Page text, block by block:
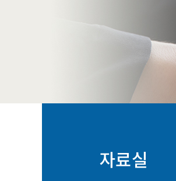
자료실